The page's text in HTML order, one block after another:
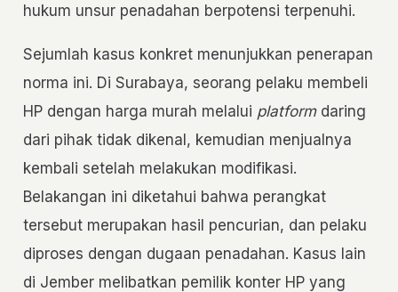
hukum unsur penadahan berpotensi terpenuhi.
Sejumlah kasus konkret menunjukkan penerapan
norma ini. Di Surabaya, seorang pelaku membeli
HP dengan harga murah melalui platformdaring
dari pihak tidak dikenal, kemudian menjualnya
kembali setelah melakukan modifikasi.
Belakangan ini diketahui bahwa perangkat
tersebut merupakan hasil pencurian, dan pelaku
diproses dengan dugaan penadahan. Kasus lain
di Jember melibatkan pemilik konter HP yang